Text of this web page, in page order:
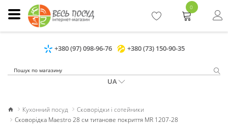
+380 (97) 098-96-76 +380 (73) 150-90-35
UA
0
Кухонний посуд
Сковорідки і сотейники
Сковорідка Maestro 28 см титанове покриття MR 1207-28